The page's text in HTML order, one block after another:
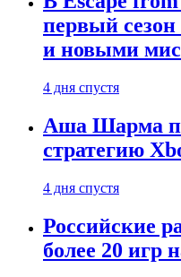
первый
и новыми
4 дня спустя
Аша Шарма
стратегию
4 дня спустя
Российские
более 20 игр